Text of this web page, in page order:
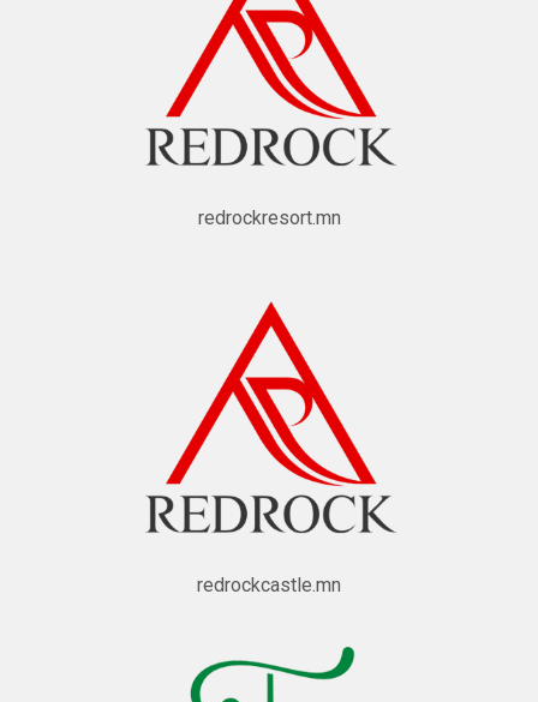
redrockresort.mn
redrockcastle.mn